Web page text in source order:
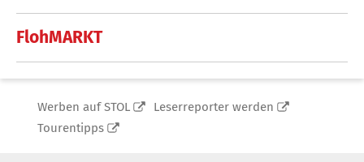
FlohMARKT
Werben auf STOL
Leserreporter werden
Tourentipps